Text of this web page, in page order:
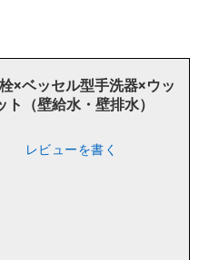
×ベッセル型手洗器×ウッ
ト（壁給水・壁排水）
レビューを書く